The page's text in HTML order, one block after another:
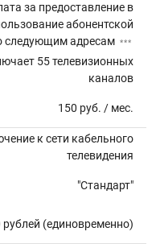
за предоставление в
абонентской
следующим адресам ***
55 телевизионных
каналов
150 руб. / мес.
к сети кабельного
телевидения
"Стандарт"
рублей (единовременно)